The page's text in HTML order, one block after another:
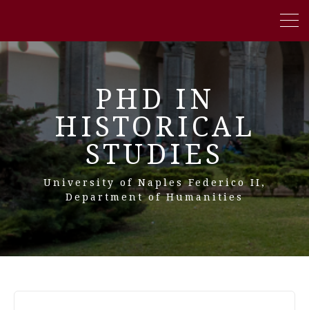
PHD IN
HISTORICAL
STUDIES
University of Naples Federico II,
Department of Humanities